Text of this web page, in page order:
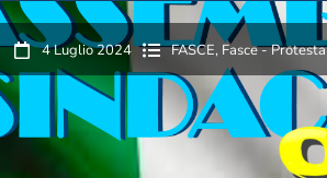
4 Luglio 2024 FASCE, Fasce - Protesta